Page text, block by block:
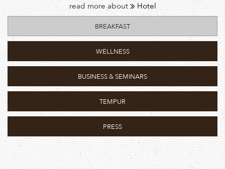
read more about Hotel
BREAKFAST
WELLNESS
BUSINESS & SEMINARS
TEMPUR
PRESS